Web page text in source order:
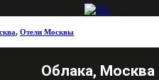
,Отели Москвы
Облака, Москва